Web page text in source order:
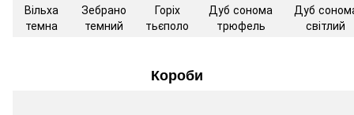
Вільха
темна
Зебрано
темний
Горіх
тьєполо
Дуб сонома
трюфель
Дуб
світлий
Короби